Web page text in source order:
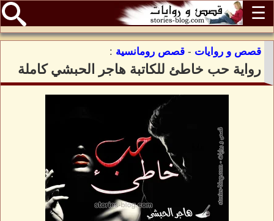
☰
قصص و روايات - قصص رومانسية :
رواية حب خاطئ للكاتبة هاجر الحبشي كاملة